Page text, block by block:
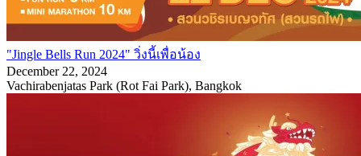
"Jingle Bells Run 2024" วิ่งนี้เพื่อน้อง
December 22, 2024
Vachirabenjatas Park (Rot Fai Park), Bangkok